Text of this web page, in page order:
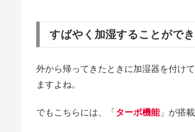
すばやく加湿することがで
外から帰ってきたときに加湿器を付け
ますよね。
でもこちらには、「 ターボ機能」が搭